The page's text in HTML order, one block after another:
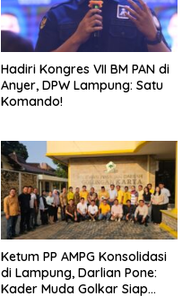
Hadiri Kongres VII BM PAN di
Anyer, DPW Lampung: Satu
Komando!
Ketum PP AMPG Konsolidasi
di Lampung, Darlian Pone:
Kader Muda Golkar Siap